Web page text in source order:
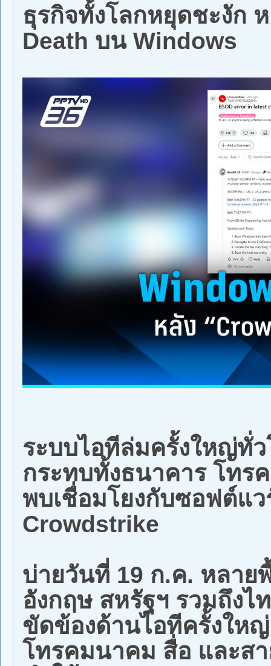
ธุรกิจทั้งโลกหยุดชะงัก
Death บน Windows
ระบบไอทีล่มครั้งใหญ่ทั่
กระทบทั้งธนาคาร โทร
พบเชื่อมโยงกับซอฟต์แ
Crowdstrike
บ่ายวันที่ 19 ก.ค. หลาย
อังกฤษ สหรัฐฯ รวมถึงไ
ขัดข้องด้านไอทีครั้งให
โทรคมนาคม สื่อ และส